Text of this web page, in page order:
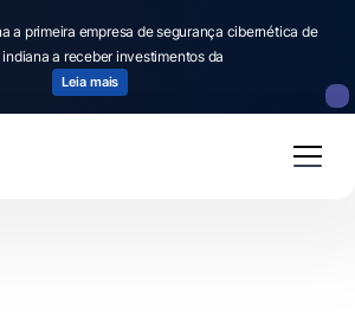
a primeira empresa de segurança cibernética de
a receber investimentos da
Leia mais